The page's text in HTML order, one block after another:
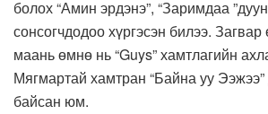
болох “Амин эрдэнэ”, “Заримдаа
сонсогчдодоо хүргэсэн билээ. Загвар
маань өмнө нь “Guys” хамтлагийн
Мягмартай хамтран “Байна уу Ээжээ”
байсан юм.